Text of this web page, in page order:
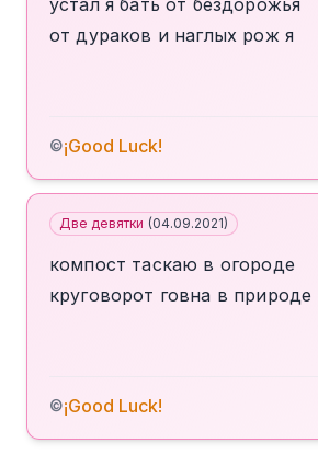
устал я бать от бездорожья
от дураков и наглых рож я
©¡Good Luck!
Две девятки (04.09.2021)
компост таскаю в огороде
круговорот говна в природе
©¡Good Luck!